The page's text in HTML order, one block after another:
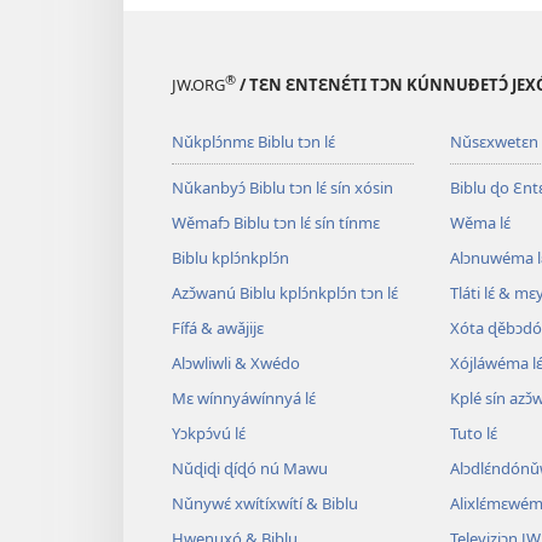
JW.ORG® / TƐN ƐNTƐNƐ́TI TƆN KÚNNUƉETƆ́
Nǔkplɔ́nmɛ Biblu tɔn lɛ́
Nǔkanbyɔ́ Biblu tɔn lɛ́ sín xósin
Wěmafɔ Biblu tɔn lɛ́ sín tínmɛ
Biblu kplɔ́nkplɔ́n
Azɔ̌wanú Biblu kplɔ́nkplɔ́n tɔn lɛ́
Fífá & awǎjijɛ
Alɔwliwli & Xwédo
Mɛ wínnyáwínnyá lɛ́
Yɔkpɔ́vú lɛ́
Nǔɖiɖi ɖíɖó nú Mawu
Nǔnywɛ́ xwítíxwítí & Biblu
Nǔsɛxwetɛn
Biblu ɖo
Wěma lɛ́
Alɔnuwéma
Tláti lɛ́ &
Xóta
Xójláwéma lɛ́
Kplé sín
Tuto lɛ́